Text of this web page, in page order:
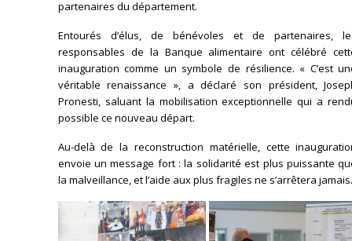
partenaires du département.
Entourés d’élus, de bénévoles et de partenaires,
responsables de la Banque alimentaire ont célébré
inauguration comme un symbole de résilience. « C’est
véritable renaissance », a déclaré son président,
Pronesti, saluant la mobilisation exceptionnelle qui a
possible ce nouveau départ.
Au-delà de la reconstruction matérielle, cette
envoie un message fort : la solidarité est plus puissante
la malveillance, et l’aide aux plus fragiles ne s’arrêtera jamais.